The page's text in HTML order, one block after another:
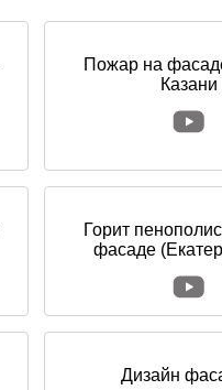
Пожар на
Казани
Горит
фасаде
Дизайн